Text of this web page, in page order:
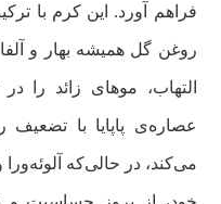
فراهم آورد. این کرم با
روغن گل همیشه بهار و
عصاره‌ی پاپایا با
می‌کند، در حالی‌که آلوئه‌ورا